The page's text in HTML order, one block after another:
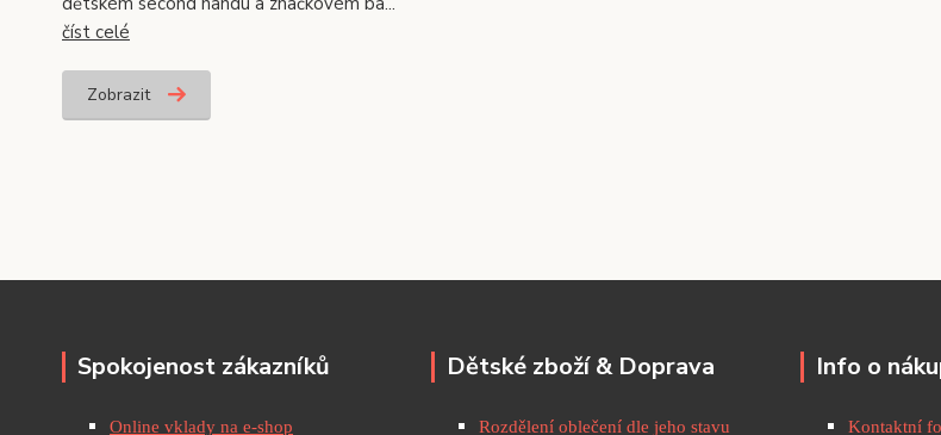
číst celé
Zobrazit
Spokojenost zákazníků
Online vklady na e-shop
Dětské zboží & Doprava
Rozdělení oblečení dle jeho stavu
Info o
Kontaktní